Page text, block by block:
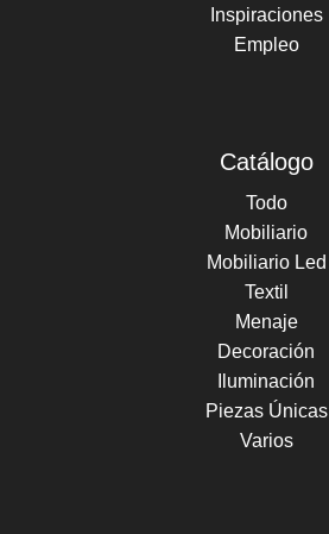
Inspiraciones
Empleo
Catálogo
Todo
Mobiliario
Mobiliario Led
Textil
Menaje
Decoración
Iluminación
Piezas Únicas
Varios